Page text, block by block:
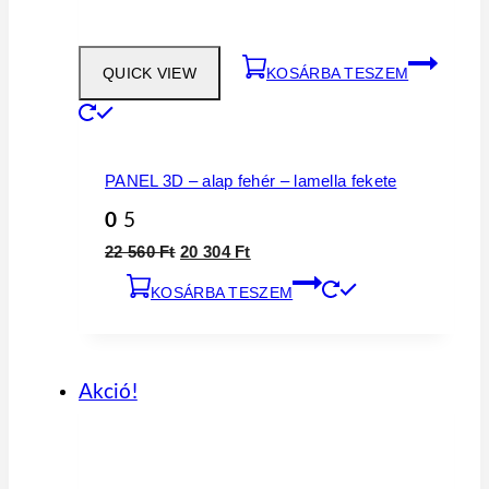
QUICK VIEW KOSÁRBA TESZEM
PANEL 3D – alap fehér – lamella fekete
0 5
22 560Ft Original
was:
20 304 FtCurrent
is:
KOSÁRBA TESZEM
Akció!